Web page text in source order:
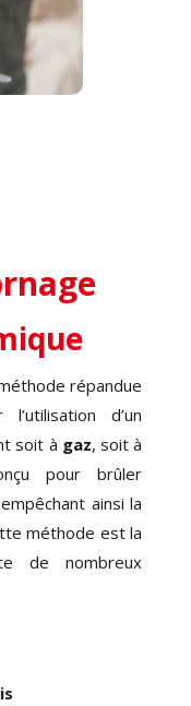
répandue
d’un
soit à gaz, soit à
pour brûler
ainsi la
méthode est la
de nombreux